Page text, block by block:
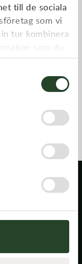
till de sociala
som vi
tur kombinera
som du
samlat in